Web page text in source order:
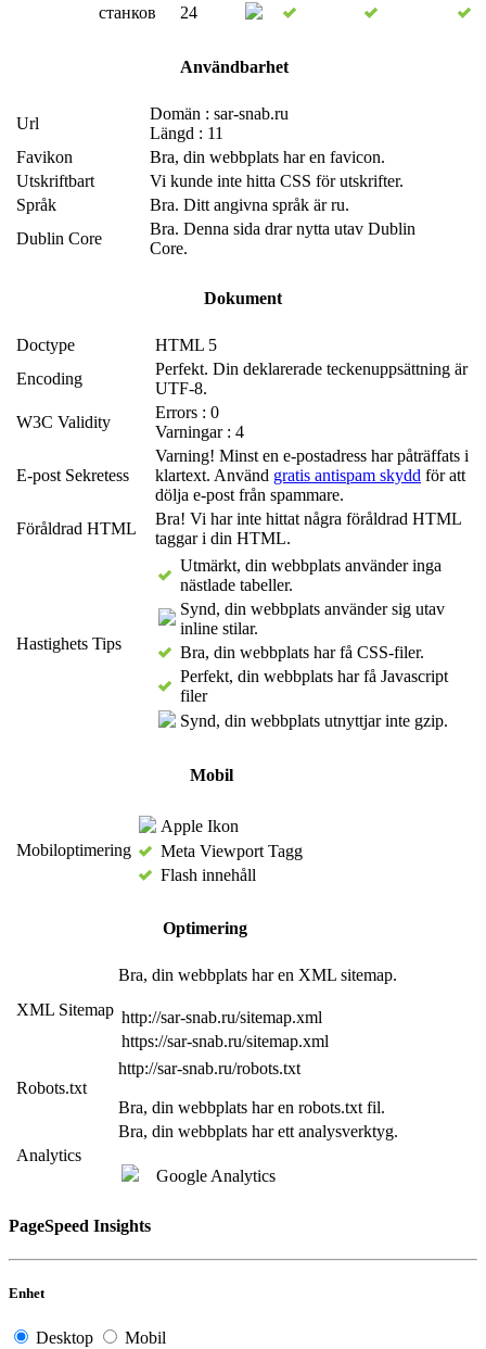
станков
24
Användbarhet
Url
Domän : sar-snab.ru
Längd : 11
Favikon
Bra, din webbplats har en favicon.
Utskriftbart
Vi kunde inte hitta CSS för utskrifter.
Språk
Bra. Ditt angivna språk är ru.
Dublin Core
Bra. Denna sida drar nytta utav Dublin
Core.
Dokument
Doctype
HTML 5
Encoding
Perfekt. Din deklarerade teckenuppsättning är
UTF-8.
W3C Validity
Errors : 0
Varningar : 4
E-post Sekretess
Varning! Minst en e-postadress har påträffats i
klartext. Använd gratis antispam skydd för att
dölja e-post från spammare.
Föråldrad HTML
Bra! Vi har inte hittat några föråldrad HTML
taggar i din HTML.
Hastighets Tips
Utmärkt, din webbplats använder inga
nästlade tabeller.
Synd, din webbplats använder sig utav
inline stilar.
Bra, din webbplats har få CSS-filer.
Perfekt, din webbplats har få Javascript
filer
Synd, din webbplats utnyttjar inte gzip.
Mobil
Mobiloptimering
Apple Ikon
Meta Viewport Tagg
Flash innehåll
Optimering
XML Sitemap
Bra, din webbplats har en XML sitemap.
http://sar-snab.ru/sitemap.xml
https://sar-snab.ru/sitemap.xml
Robots.txt
http://sar-snab.ru/robots.txt
Bra, din webbplats har en robots.txt fil.
Analytics
Bra, din webbplats har ett analysverktyg.
Google Analytics
PageSpeed Insights
Enhet
Desktop Mobil